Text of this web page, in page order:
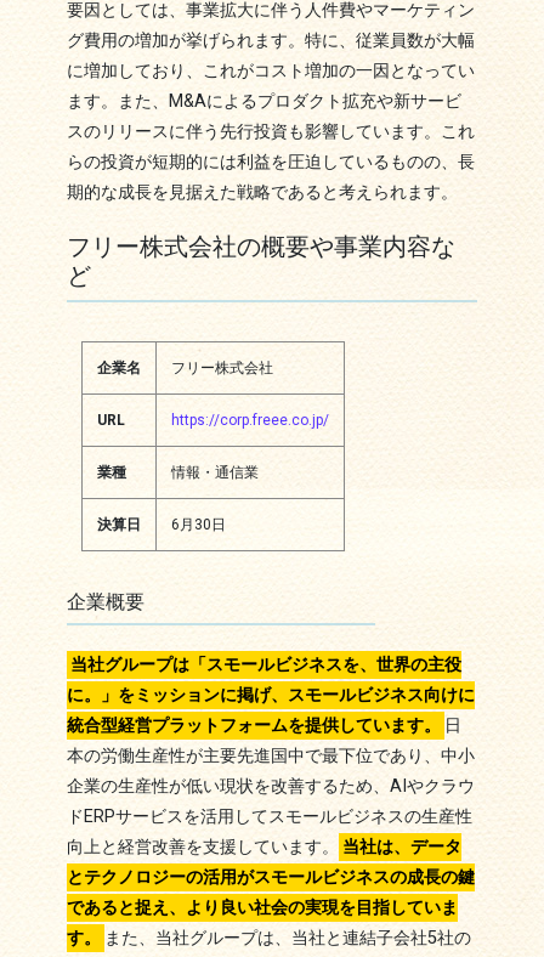
要因としては、事業拡大に伴う人件費やマーケティン
グ費用の増加が挙げられます。特に、従業員数が大幅
に増加しており、これがコスト増加の一因となってい
ます。また、M&Aによるプロダクト拡充や新サービ
スのリリースに伴う先行投資も影響しています。これ
らの投資が短期的には利益を圧迫しているものの、長
期的な成長を見据えた戦略であると考えられます。
フリー株式会社の概要や事業内容な
ど
企業名 フリー株式会社
URL https://corp.freee.co.jp/
業種 情報・通信業
決算日 6月30日
企業概要
当社グループは「スモールビジネスを、世界の主役
に。」をミッションに掲げ、スモールビジネス向けに
統合型経営プラットフォームを提供しています。
日
本の労働生産性が主要先進国中で最下位であり、中小
企業の生産性が低い現状を改善するため、AIやクラウ
ドERPサービスを活用してスモールビジネスの生産性
向上と経営改善を支援しています。
当社は、データ
とテクノロジーの活用がスモールビジネスの成長の鍵
であると捉え、より良い社会の実現を目指していま
す。
また、当社グループは、当社と連結子会社5社の